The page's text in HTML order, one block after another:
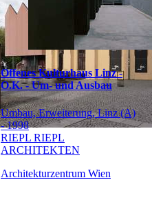
Offenes Kulturhaus Linz -
O.K. - Um- und Ausbau
Umbau, Erweiterung, Linz (A)
- 1998
RIEPL RIEPL
ARCHITEKTEN
Architekturzentrum Wien